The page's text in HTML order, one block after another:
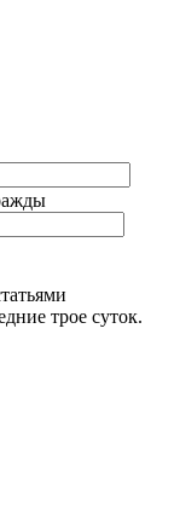
трое суток.